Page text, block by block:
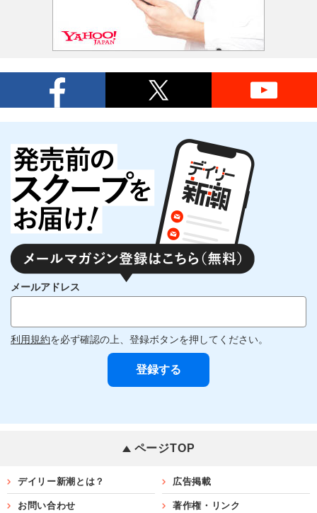
メールアドレス
利用規約を必ず確認の上、登録ボタンを押してください。
ページTOP
デイリー新潮とは？ 広告掲載
お問い合わせ 著作権・リンク